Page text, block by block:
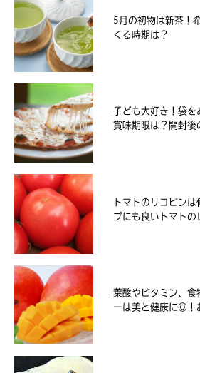
5月の初物は新茶！
くる時期は？
子ども大好き！袋を
賞味期限は？開封後
トマトのリコピン
プにも良いトマトの
葉酸やビタミン、食
ーは美と健康に◎！